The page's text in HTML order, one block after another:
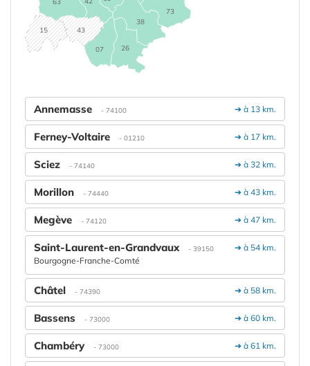
07
15
26
38
43
73
➔ à 13 km.
Annemasse - 74100
➔ à 17 km.
Ferney-Voltaire - 01210
➔ à 32 km.
Sciez - 74140
➔ à 43 km.
Morillon - 74440
➔ à 47 km.
Megève - 74120
➔ à 54 km.
Saint-Laurent-en-Grandvaux - 39150
Bourgogne-Franche-Comté
➔ à 58 km.
Châtel - 74390
➔ à 60 km.
Bassens - 73000
➔ à 61 km.
Chambéry - 73000